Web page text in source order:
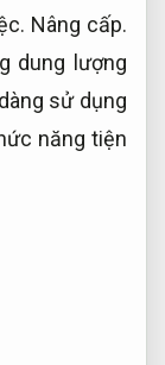
Nâng cấp.
dung lượng
sử dụng
năng tiện